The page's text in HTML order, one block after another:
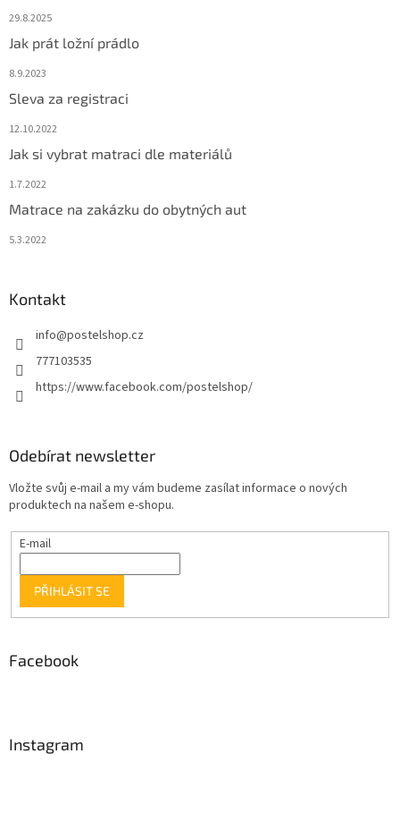
29.8.2025
Jak prát ložní prádlo
8.9.2023
Sleva za registraci
12.10.2022
Jak si vybrat matraci dle materiálů
1.7.2022
Matrace na zakázku do obytných aut
5.3.2022
Kontakt
info@postelshop.cz
777103535
https://www.facebook.com/postelshop/
Odebírat newsletter
Vložte svůj e-mail a my vám budeme zasílat informace o nových
produktech na našem e-shopu.
E-mail
PŘIHLÁSIT SE
Facebook
Instagram